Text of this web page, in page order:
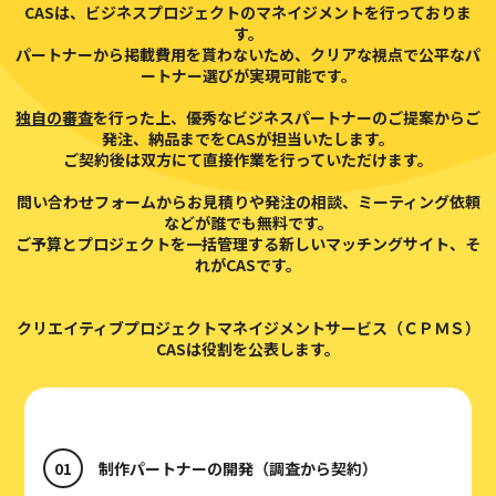
CASは、ビジネスプロジェクトのマネイジメントを行っておりま
す。
パートナーから掲載費用を貰わないため、クリアな視点で公平なパ
ートナー選びが実現可能です。
独自の審査を行った上、優秀なビジネスパートナーのご提案からご
発注、納品までをCASが担当いたします。
ご契約後は双方にて直接作業を行っていただけます。
問い合わせフォームからお見積りや発注の相談、ミーティング依頼
などが誰でも無料です。
ご予算とプロジェクトを一括管理する新しいマッチングサイト、そ
れがCASです。
クリエイティブプロジェクトマネイジメントサービス（ＣＰＭＳ）
CASは役割を公表します。
制作パートナーの開発（調査から契約）